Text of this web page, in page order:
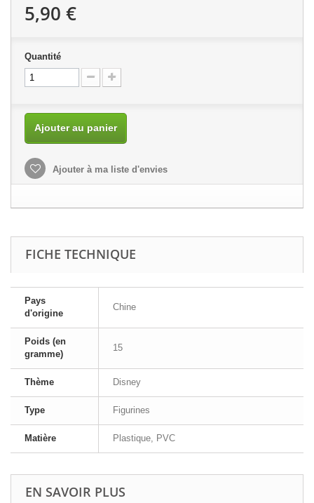
5,90 €
Quantité
Ajouter au panier
Ajouter à ma liste d'envies
FICHE TECHNIQUE
Pays
d'origine
Chine
Poids (en
gramme)
15
Thème Disney
Type Figurines
Matière Plastique, PVC
EN SAVOIR PLUS